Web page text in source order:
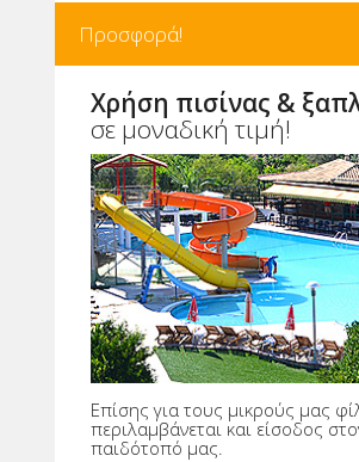
Προσφορά!
Χρήση πισίνας &
σε μοναδική τιμή!
Επίσης για τους μικρούς μας
περιλαμβάνεται και είσοδος
παιδότοπό μας.